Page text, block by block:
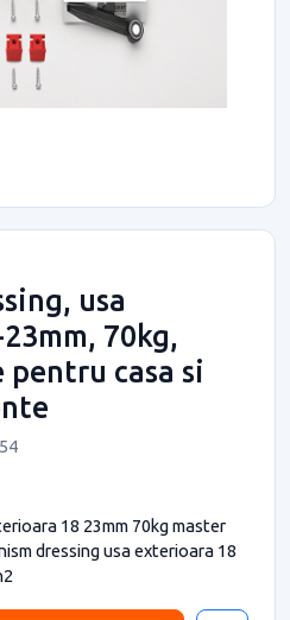
usa
70kg,
pentru casa si
18 23mm 70kg master
dressing usa exterioara 18